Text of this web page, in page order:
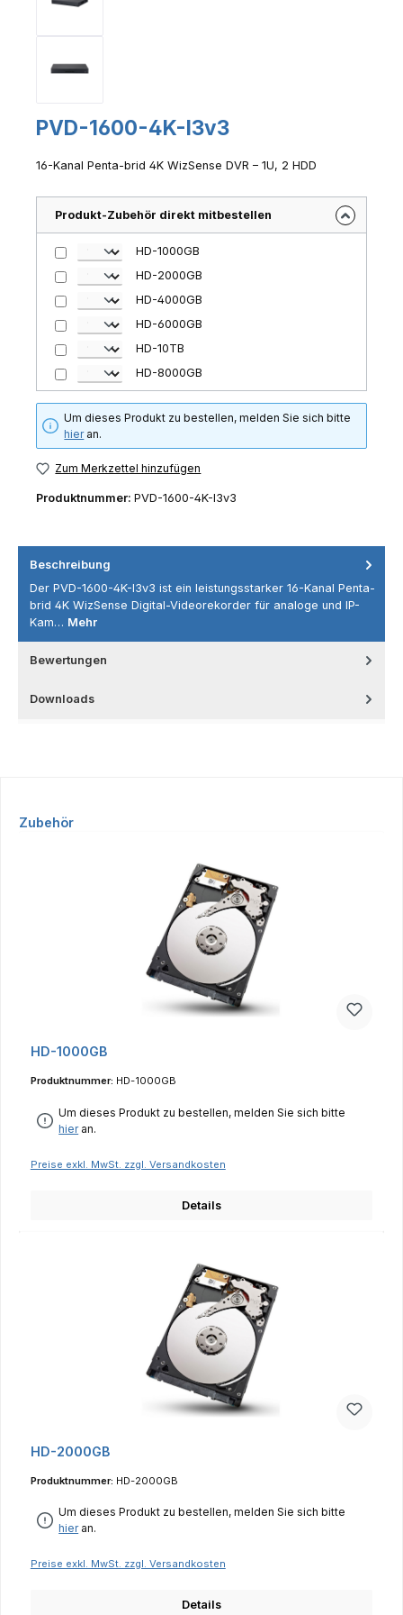
PVD-1600-4K-I3v3
16-Kanal Penta-brid 4K WizSense DVR – 1U, 2 HDD
Produkt-Zubehör direkt mitbestellen
HD-1000GB
HD-2000GB
HD-4000GB
HD-6000GB
HD-10TB
HD-8000GB
Um dieses Produkt zu bestellen, melden Sie sich bitte
hieran.
Zum Merkzettel hinzufügen
Produktnummer: PVD-1600-4K-I3v3
Beschreibung
Der PVD-1600-4K-I3v3 ist ein leistungsstarker 16-Kanal Penta-
brid 4K WizSense Digital-Videorekorder für analoge und IP-
Kam… Mehr
Bewertungen
Downloads
Produktgalerie überspringen
Zubehör
HD-1000GB
Produktnummer: HD-1000GB
Um dieses Produkt zu bestellen, melden Sie sich bitte
hieran.
Preise exkl. MwSt. zzgl. Versandkosten
Details
HD-2000GB
Produktnummer: HD-2000GB
Um dieses Produkt zu bestellen, melden Sie sich bitte
hieran.
Preise exkl. MwSt. zzgl. Versandkosten
Details